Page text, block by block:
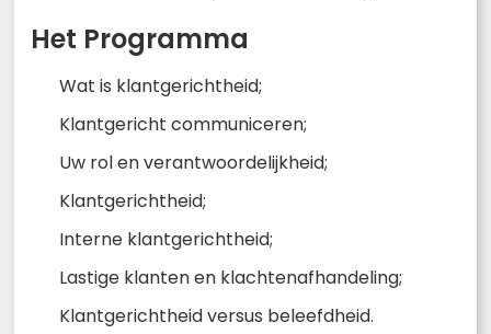
Het Programma
Wat is klantgerichtheid;
Klantgericht communiceren;
Uw rol en verantwoordelijkheid;
Klantgerichtheid;
Interne klantgerichtheid;
Lastige klanten en klachtenafhandeling;
Klantgerichtheid versus beleefdheid.